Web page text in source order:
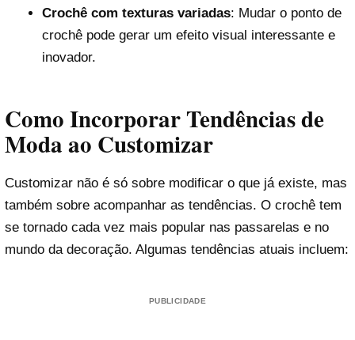
Crochê com texturas variadas: Mudar o ponto de
crochê pode gerar um efeito visual interessante e
inovador.
Como Incorporar Tendências de
Moda ao Customizar
Customizar não é só sobre modificar o que já existe, mas
também sobre acompanhar as tendências. O crochê tem
se tornado cada vez mais popular nas passarelas e no
mundo da decoração. Algumas tendências atuais incluem:
PUBLICIDADE